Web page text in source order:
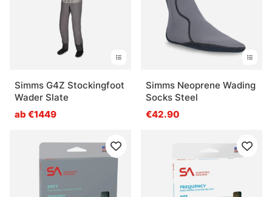
Simms G4Z Stockingfoot
Wader Slate
ab €1449
Simms Neoprene Wading
Socks Steel
€42.90